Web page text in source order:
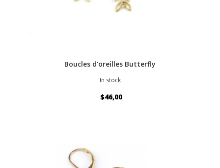
Boucles d'oreilles Butterfly
In stock
$46,00